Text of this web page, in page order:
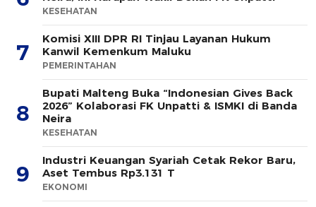
KESEHATAN
7
Komisi XIII DPR RI Tinjau Layanan Hukum
Kanwil Kemenkum Maluku
PEMERINTAHAN
8
Bupati Malteng Buka “Indonesian Gives Back
2026” Kolaborasi FK Unpatti & ISMKI di Banda
Neira
KESEHATAN
9
Industri Keuangan Syariah Cetak Rekor Baru,
Aset Tembus Rp3.131 T
EKONOMI